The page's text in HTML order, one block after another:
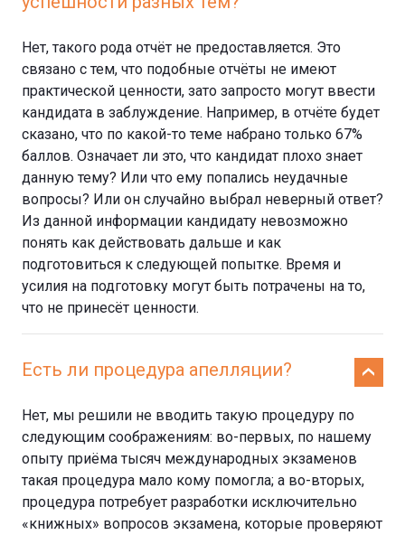
Нет, такого рода отчёт не предоставляется. Это
связано с тем, что подобные отчёты не имеют
практической ценности, зато запросто могут ввести
кандидата в заблуждение. Например, в отчёте будет
сказано, что по какой-то теме набрано только 67%
баллов. Означает ли это, что кандидат плохо знает
данную тему? Или что ему попались неудачные
вопросы? Или он случайно выбрал неверный ответ?
Из данной информации кандидату невозможно
понять как действовать дальше и как
подготовиться к следующей попытке. Время и
усилия на подготовку могут быть потрачены на то,
что не принесёт ценности.
Есть ли процедура апелляции?
Нет, мы решили не вводить такую процедуру по
следующим соображениям: во-первых, по нашему
опыту приёма тысяч международных экзаменов
такая процедура мало кому помогла; а во-вторых,
процедура потребует разработки исключительно
«книжных» вопросов экзамена, которые проверяют